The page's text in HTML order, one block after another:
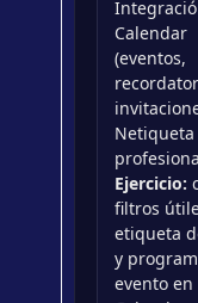
Calendar
(eventos,
Ejercicio:
filtros
etiqueta
y
evento en